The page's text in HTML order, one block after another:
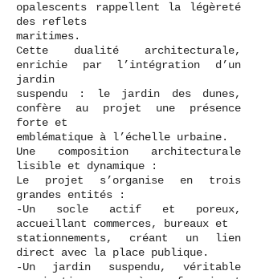
opalescents rappellent la légèreté
des reflets
maritimes.
Cette dualité architecturale,
enrichie par l’intégration d’un
jardin
suspendu : le jardin des dunes,
confère au projet une présence
forte et
emblématique à l’échelle urbaine.
Une composition architecturale
lisible et dynamique :
Le projet s’organise en trois
grandes entités :
-Un socle actif et poreux,
accueillant commerces, bureaux et
stationnements, créant un lien
direct avec la place publique.
-Un jardin suspendu, véritable